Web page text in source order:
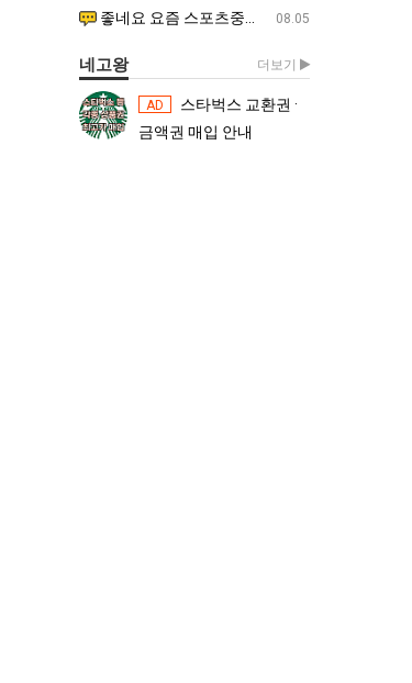
08.05
좋네요 요즘 스포츠중계 볼 때마다 이 사이트 먼저 들어와요. 그나저나 epl중계 볼 때 공식 중계 채널 먼저…
네고왕 더보기
AD
금액권 매입 안내